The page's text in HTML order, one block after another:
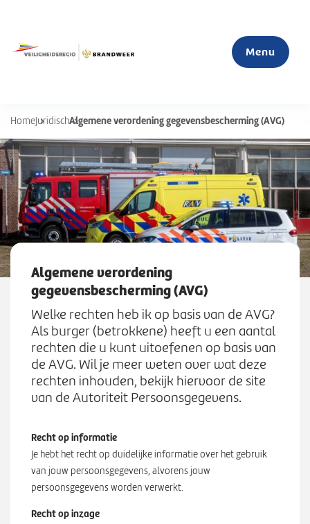
Menu
Home
Actueel
Mijn veiligheid
S
n
u
Organisatie
Werken bij
S
u
b
m
e
n
Zoeken
Z
o
e
n
HomeJuridischAlgemene verordening gegevensbescherming (AVG)
Algemene verordening
gegevensbescherming (AVG)
Welke rechten heb ik op basis van de AVG?
Als burger (betrokkene) heeft u een aantal
rechten die u kunt uitoefenen op basis van
de AVG. Wil je meer weten over wat deze
rechten inhouden, bekijk hiervoor de site
van de Autoriteit Persoonsgegevens.
Recht op informatie
Je hebt het recht op duidelijke informatie over het gebruik
van jouw persoonsgegevens, alvorens jouw
persoonsgegevens worden verwerkt.
Recht op inzage